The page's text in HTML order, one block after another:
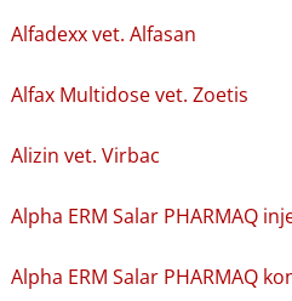
Alfadexx vet. Alfasan
Alfax Multidose vet. Zoetis
Alizin vet. Virbac
Alpha ERM Salar PHARMAQ
Alpha ERM Salar PHARMAQ